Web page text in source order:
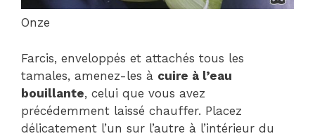
Onze
Farcis, enveloppés et attachés tous les
tamales, amenez-les à cuire à l’eau
bouillante, celui que vous avez
précédemment laissé chauffer. Placez
délicatement l’un sur l’autre à l’intérieur du